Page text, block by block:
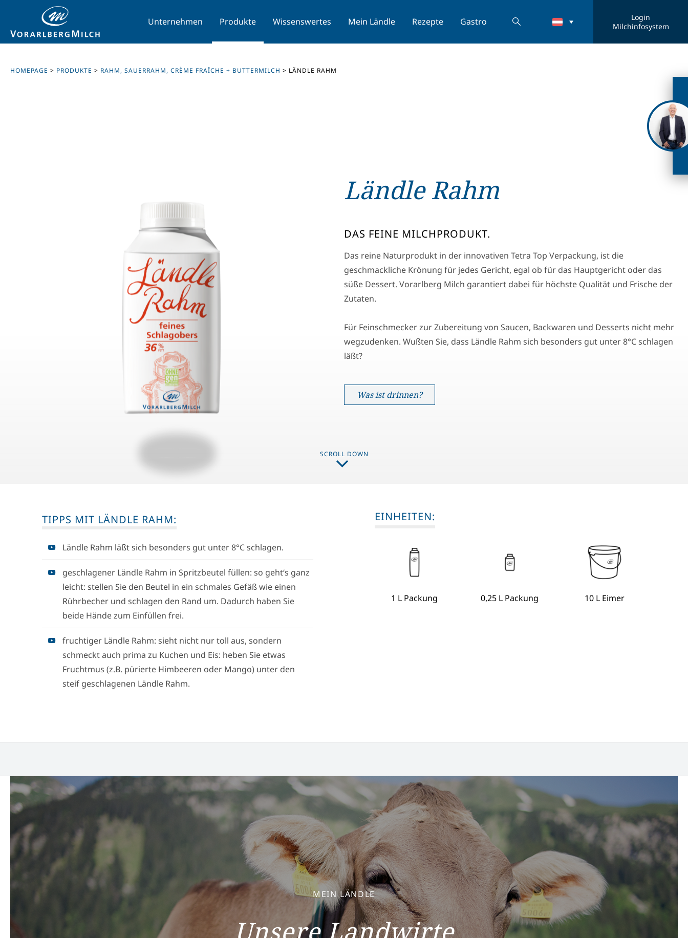
Unternehmen Produkte Wissenswertes Mein Ländle Rezepte Gastro
Login
Milchinfosystem
HOMEPAGE > PRODUKTE > RAHM, SAUERRAHM, CRÈME FRAÎCHE + BUTTERMILCH > LÄNDLE RAHM
Ländle Rahm
DAS FEINE MILCHPRODUKT.
Das reine Naturprodukt in der innovativen Tetra Top Verpackung, ist die
geschmackliche Krönung für jedes Gericht, egal ob für das Hauptgericht oder das
süße Dessert. Vorarlberg Milch garantiert dabei für höchste Qualität und Frische der
Zutaten.
Für Feinschmecker zur Zubereitung von Saucen, Backwaren und Desserts nicht mehr
wegzudenken. Wußten Sie, dass Ländle Rahm sich besonders gut unter 8°C schlagen
läßt?
Was ist drinnen?
SCROLL DOWN
TIPPS MIT LÄNDLE RAHM:
Ländle Rahm läßt sich besonders gut unter 8°C schlagen.
geschlagener Ländle Rahm in Spritzbeutel füllen: so geht‘s ganz
leicht: stellen Sie den Beutel in ein schmales Gefäß wie einen
Rührbecher und schlagen den Rand um. Dadurch haben Sie
beide Hände zum Einfüllen frei.
fruchtiger Ländle Rahm: sieht nicht nur toll aus, sondern
schmeckt auch prima zu Kuchen und Eis: heben Sie etwas
Fruchtmus (z.B. pürierte Himbeeren oder Mango) unter den
steif geschlagenen Ländle Rahm.
EINHEITEN:
1 L Packung 0,25 L Packung 10 L Eimer
MEIN LÄNDLE
Unsere Landwirte